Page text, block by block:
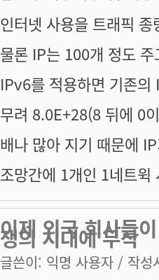
인터넷 사용을 트래픽
물론 IP는 100개 정도 주
IPv6를 적용하면 기존의
무려 8.0E+28(8 뒤에 0
배나 많아 지기 때문에
조망간에 1개인 1네트윅
이제 외국 회사들
쟁의 시대에 무작
글쓴이: 익명 사용자 / 작성